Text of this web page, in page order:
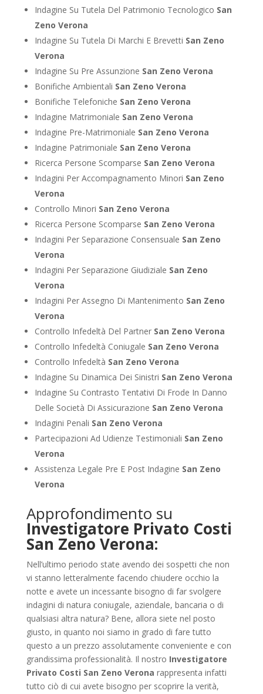
Indagine Su Tutela Del Patrimonio Tecnologico San
Zeno Verona
Indagine Su Tutela Di Marchi E Brevetti San Zeno
Verona
Indagine Su Pre Assunzione San Zeno Verona
Bonifiche Ambientali San Zeno Verona
Bonifiche Telefoniche San Zeno Verona
Indagine Matrimoniale San Zeno Verona
Indagine Pre-Matrimoniale San Zeno Verona
Indagine Patrimoniale San Zeno Verona
Ricerca Persone Scomparse San Zeno Verona
Indagini Per Accompagnamento Minori San Zeno
Verona
Controllo Minori San Zeno Verona
Ricerca Persone Scomparse San Zeno Verona
Indagini Per Separazione Consensuale San Zeno
Verona
Indagini Per Separazione Giudiziale San Zeno
Verona
Indagini Per Assegno Di Mantenimento San Zeno
Verona
Controllo Infedeltà Del Partner San Zeno Verona
Controllo Infedeltà Coniugale San Zeno Verona
Controllo Infedeltà San Zeno Verona
Indagine Su Dinamica Dei Sinistri San Zeno Verona
Indagine Su Contrasto Tentativi Di Frode In Danno
Delle Società Di Assicurazione San Zeno Verona
Indagini Penali San Zeno Verona
Partecipazioni Ad Udienze Testimoniali San Zeno
Verona
Assistenza Legale Pre E Post Indagine San Zeno
Verona
Approfondimento su
Investigatore Privato Costi
San Zeno Verona:
Nell’ultimo periodo state avendo dei sospetti che non
vi stanno letteralmente facendo chiudere occhio la
notte e avete un incessante bisogno di far svolgere
indagini di natura coniugale, aziendale, bancaria o di
qualsiasi altra natura? Bene, allora siete nel posto
giusto, in quanto noi siamo in grado di fare tutto
questo a un prezzo assolutamente conveniente e con
grandissima professionalità. Il nostro Investigatore
Privato Costi San Zeno Verona rappresenta infatti
tutto ciò di cui avete bisogno per scoprire la verità,